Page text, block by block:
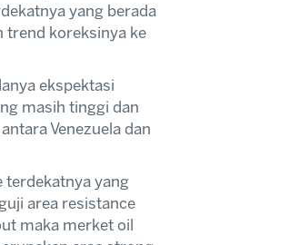
yang berada
trend koreksinya ke
ekspektasi
masih tinggi dan
Venezuela dan
terdekatnya yang
area resistance
maka merket oil